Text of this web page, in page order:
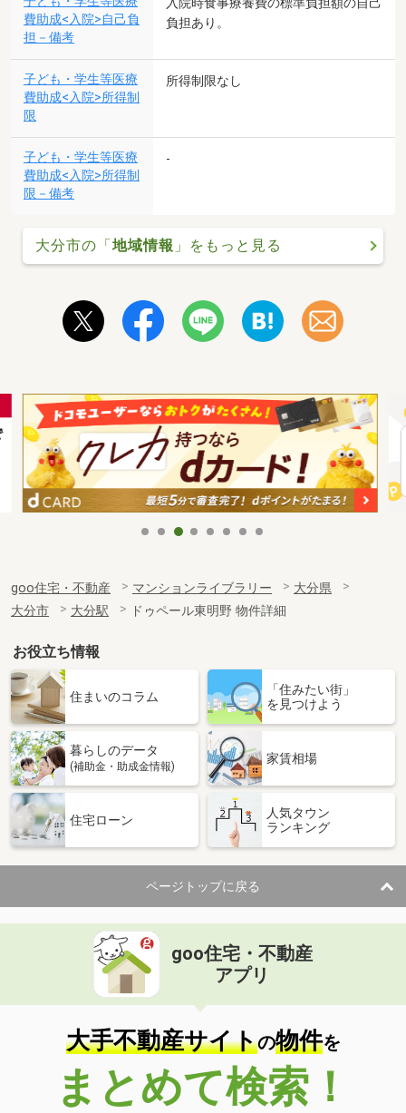
費助成<入院>自己負
担－備考
負担あり。
子ども・学生等医療
費助成<入院>所得制
限
所得制限なし
子ども・学生等医療
費助成<入院>所得制
限－備考
-
大分市の「地域情報 」をもっと見る
goo住宅・不動産 マンションライブラリー
大分県
大分市
大分駅 ドゥペール東明野 物件詳細
お役立ち情報
住まいのコラム
「住みたい街」
を見つけよう
暮らしのデータ
(補助金・助成金情報)
家賃相場
住宅ローン
人気タウン
ランキング
ページトップに戻る
goo住宅・不動産
アプリ
大手不動産サイトの物件を
まとめて検索！